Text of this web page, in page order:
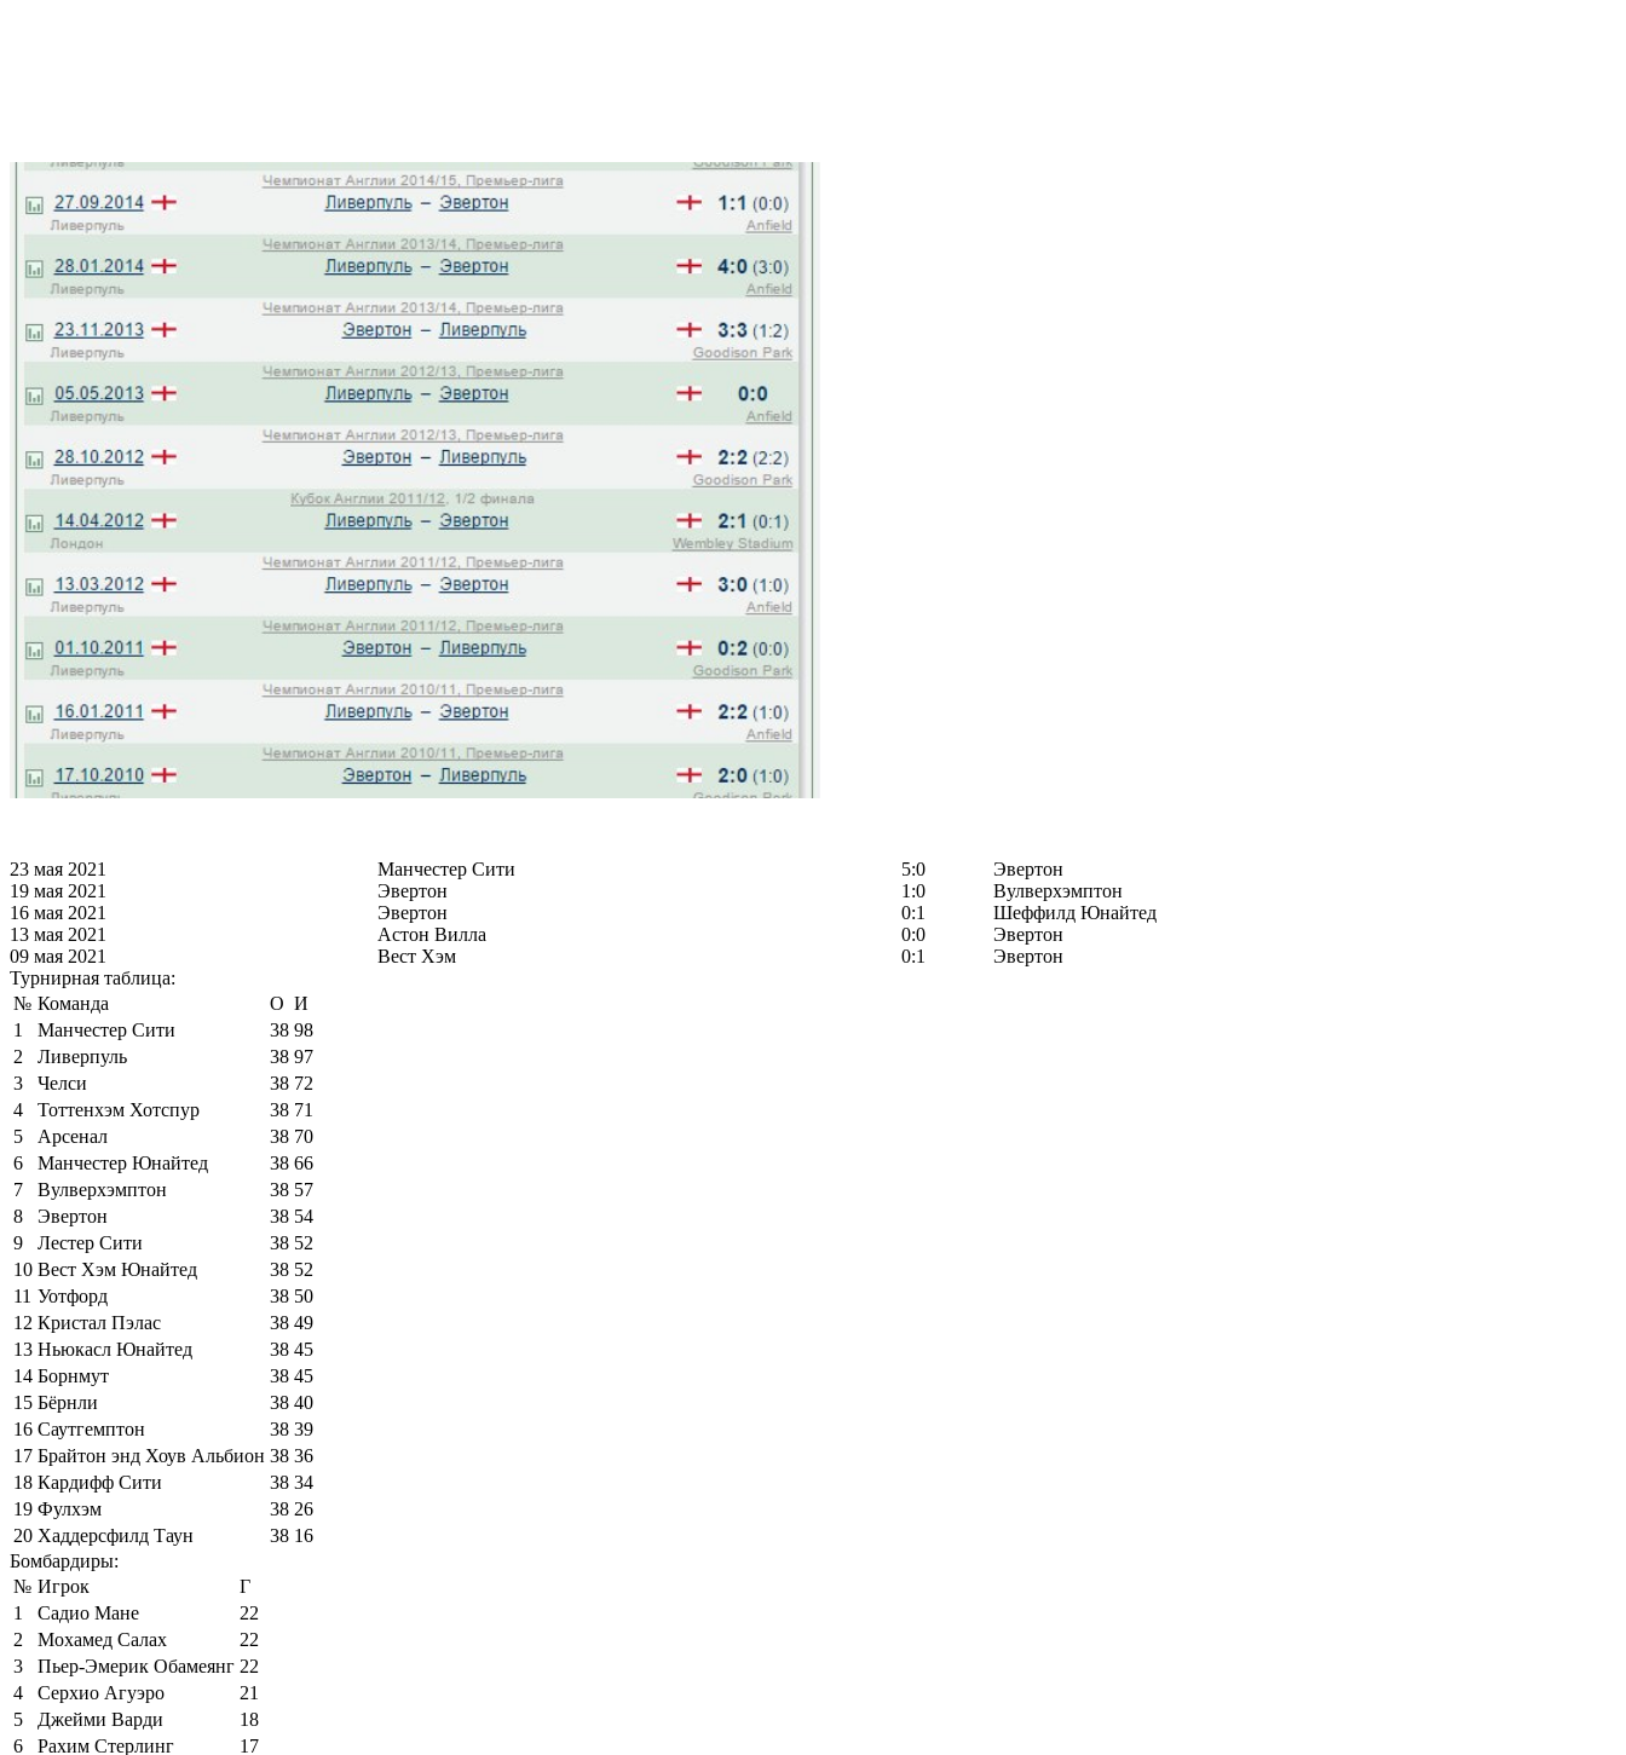
23 мая 2021 Манчестер Сити 5:0
Эвертон
19 мая 2021
Эвертон 1:0
Вулверхэмптон
16 мая 2021
Эвертон 0:1
Шеффилд Юнайтед
13 мая 2021
Астон Вилла 0:0
Эвертон
09 мая 2021
Вест Хэм 0:1
Эвертон
Турнирная таблица:
№ Команда О И
1
Манчестер Сити 38 98
2
Ливерпуль 38 97
3
Челси 38 72
4
Тоттенхэм Хотспур 38 71
5
Арсенал 38 70
6
Манчестер Юнайтед 38 66
7
Вулверхэмптон 38 57
8
Эвертон 38 54
9
Лестер Сити 38 52
10 Вест Хэм Юнайтед 38 52
11 Уотфорд 38 50
12 Кристал Пэлас 38 49
13 Ньюкасл Юнайтед 38 45
14 Борнмут 38 45
15 Бёрнли 38 40
16 Саутгемптон 38 39
17 Брайтон энд Хоув Альбион 38 36
18 Кардифф Сити 38 34
19 Фулхэм 38 26
20 Хаддерсфилд Таун 38 16
Бомбардиры:
№ Игрок
Г
1
Садио Мане
22
2
Мохамед Салах
22
3
Пьер-Эмерик Обамеянг 22
4
Серхио Агуэро
21
5
Джейми Варди
18
6
Рахим Стерлинг 17